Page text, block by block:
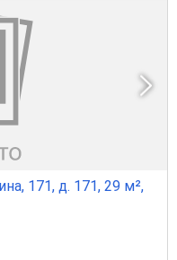
171, д. 171, 29 м²,